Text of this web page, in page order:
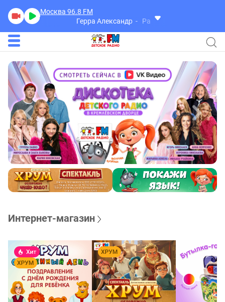
Москва 96.8 FM
Герра Александр
Разговоры
Интернет-магазин